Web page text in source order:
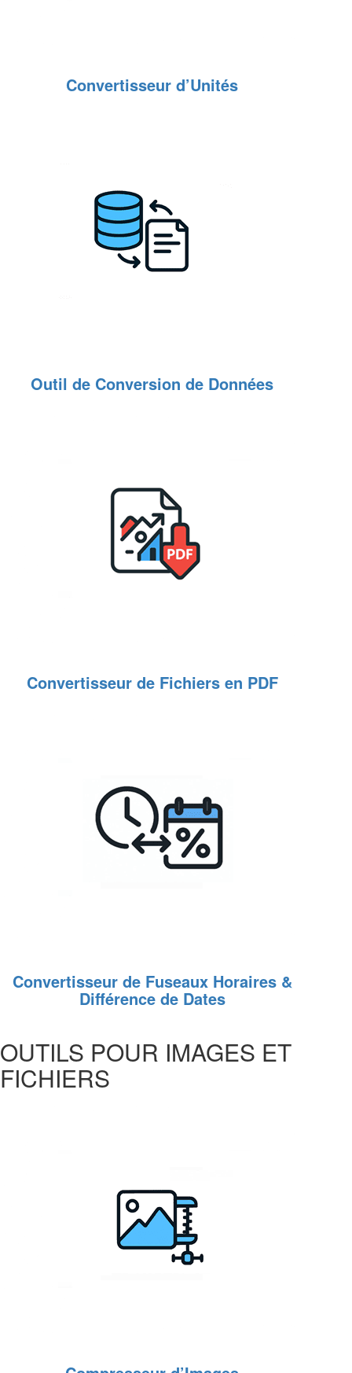
Convertisseur d’Unités
Outil de Conversion de Données
Convertisseur de Fichiers en PDF
Convertisseur de Fuseaux Horaires &
Différence de Dates
OUTILS POUR IMAGES ET
FICHIERS